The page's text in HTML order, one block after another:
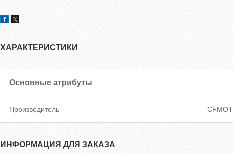
ХАРАКТЕРИСТИКИ
Основные атрибуты
Производитель
ИНФОРМАЦИЯ ДЛЯ ЗАКАЗА